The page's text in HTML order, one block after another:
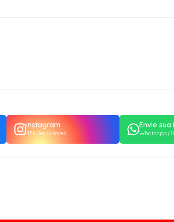
Instagram
45k Seguidores
Envie sua
WhatsApp